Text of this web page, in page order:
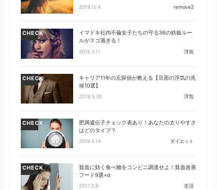
2019.10.4 remove2
CHECK
イマドキ社内不倫女子たちの守る36の鉄板ルー
ルがスゴ過ぎる！
2015.3.11 浮気
CHECK
キャリア11年の元探偵が教える【旦那の浮気の兆
候10選】
2019.5.30 浮気
CHECK
肥満遺伝子チェック表あり！あなたの太りやすさ
はどのタイプ？
2016.5.14 ダイエット
CHECK
貧血に効く食べ物をコンビニ調達せよ！貧血改善
フード9選+α
2017.3.9 生活